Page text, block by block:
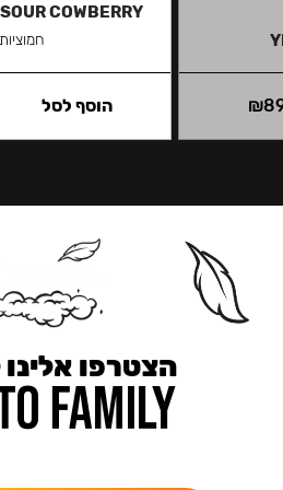
₪
COWBERRY
הוסף לסל
הצטרפו אלינו